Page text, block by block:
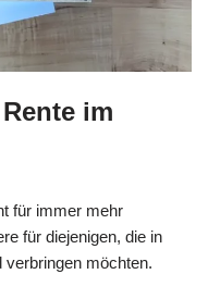
im
für immer mehr
für diejenigen, die in
verbringen möchten.